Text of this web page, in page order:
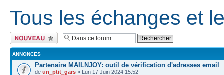
Tous les échanges et
Ecrire un nouveau
sujet
ANNONCES
Partenaire MAILNJOY: outil de vérification d'adresses email
de un_ptit_gars » Lun 17 Juin 2024 15:52